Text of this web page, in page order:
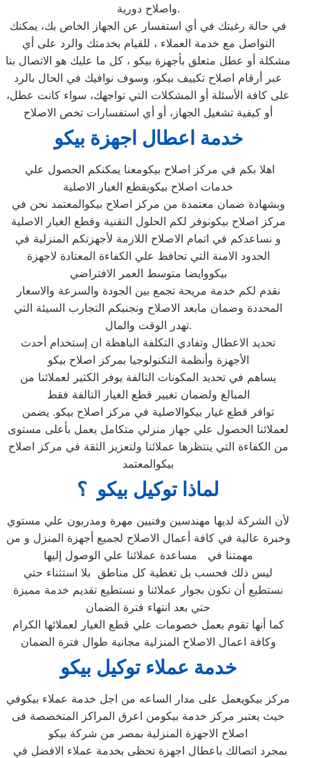
واصلاح دورية.
في حالة رغبتك في أي استفسار عن الجهاز الخاص بك، يمكنك
التواصل مع خدمة العملاء ، للقيام بخدمتك والرد على أي
مشكلة أو عطل متعلق بأجهزة بيكو ، كل ما عليك هو الاتصال بنا
عبر أرقام اصلاح تكييف بيكو، وسوف نوافيك في الحال بالرد
على كافة الأسئلة أو المشكلات التي تواجهك، سواء كانت عطل،
أو كيفية تشغيل الجهاز، أو أي استفسارات تخص الاصلاح
خدمة اعطال اجهزة بيكو
خدمات اصلاح بيكوبقطع الغيار الاصلية
وبشهادة ضمان معتمدة من مركز اصلاح بيكوالمعتمد نحن في
مركز اصلاح بيكونوفر لكم الحلول التقنية وقطع الغيار الاصلية
و نساعدكم في اتمام الاصلاح اللازمة لأجهزتكم المنزلية في
الحدود الامنة التي تحافظ علي الكفاءة المعتادة لاجهزة
بيكووايضا متوسط العمر الافتراضي
نقدم لكم خدمة مريحة تجمع بين الجودة والسرعة والاسعار
المحددة وضمان مابعد الاصلاح ونجنبكم التجارب السيئة التي
تهدر الوقت والمال.
تحديد الاعطال وتفادي التكلفة الباهظة ان إستخدام أحدث
الأجهزة وأنظمة التكنولوجيا بمركز اصلاح بيكو
يساهم في تحديد المكونات التالفة يوفر الكثير لعملائنا من
المبالغ ولضمان تغيير قطع الغيار التالفة فقط
توافر قطع غيار بيكوالاصلية في مركز اصلاح بيكو. يضمن
لعملائنا الحصول علي جهاز منزلي متكامل يعمل بأعلى مستوى
من الكفاءة التي ينتظرها عملائنا ولتعزيز الثقة في مركز اصلاح
بيكوالمعتمد
لماذا توكيل بيكو ؟
لأن الشركة لديها مهندسين وفنيين مهرة ومدربون علي مستوي
وخبرة عالية في كافة أعمال الاصلاح لجميع أجهزة المنزل و من
مهمتنا في مساعدة عملائنا علي الوصول إليها
ليس ذلك فحسب بل تغطية كل مناطق بلا استثناء حتي
نستطيع أن نكون بجوار عملائنا و نستطيع تقديم خدمة مميزة
حتي بعد انتهاء فترة الضمان
كما أنها تقوم بعمل خصومات علي قطع الغيار لعملائها الكرام
وكافة اعمال الاصلاح المنزلية مجانية طوال فترة الضمان
خدمة عملاء توكيل بيكو
مركز بيكويعمل على مدار الساعه من اجل خدمة عملاء بيكوفي
حيث يعتبر مركز خدمة بيكومن اعرق المراكز المتخصصة فى
اصلاح الاجهزة المنزلية بمصر من شركة بيكو
بمجرد اتصالك باعطال اجهزة تحظى بخدمة عملاء الافضل في